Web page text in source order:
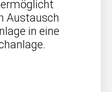
Austausch
in eine